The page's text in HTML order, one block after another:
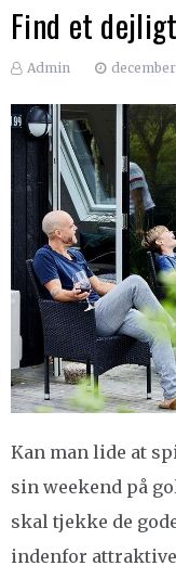
Find et
Admin december
Kan man lide at
sin weekend på
skal tjekke de
indenfor